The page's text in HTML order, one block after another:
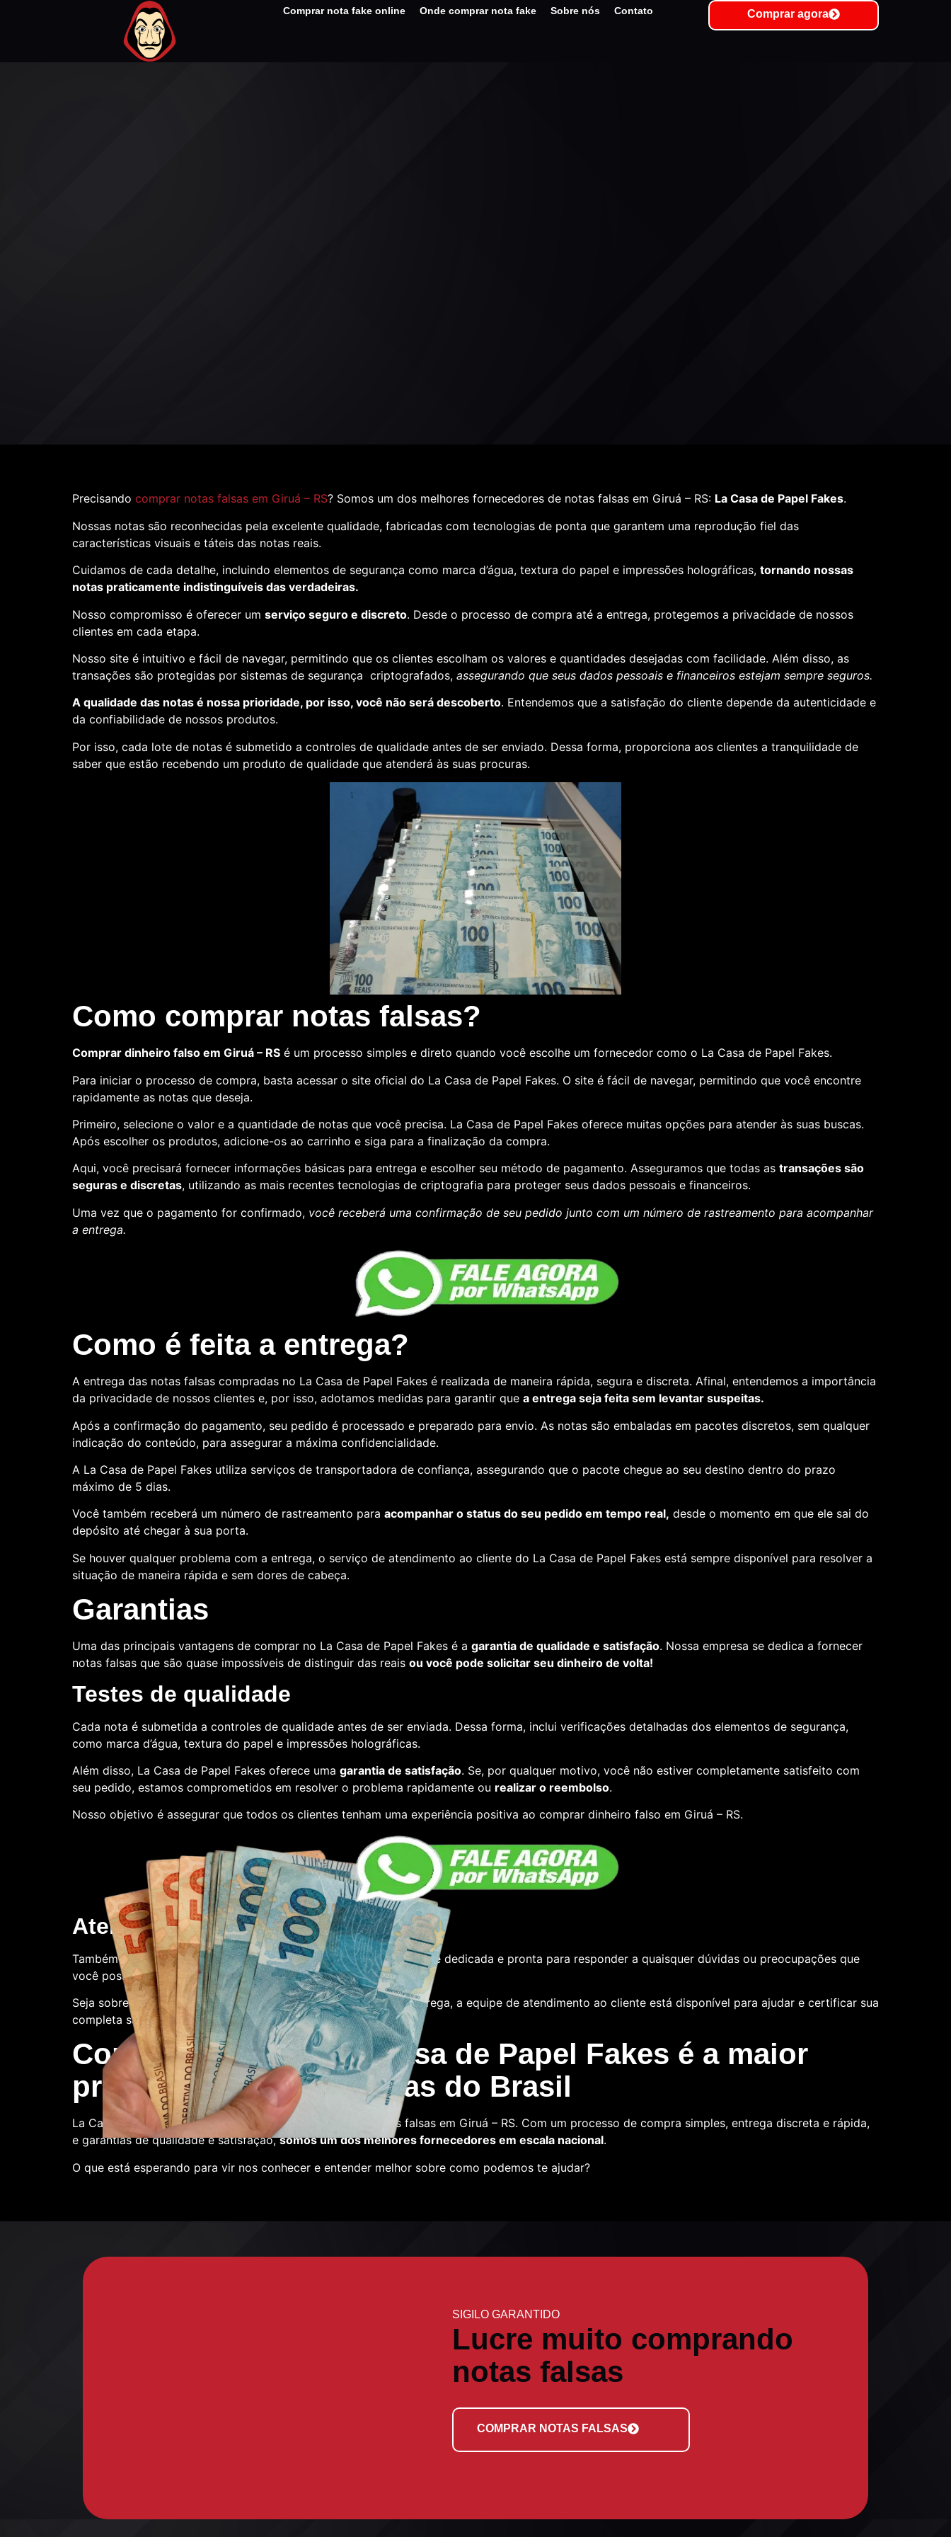
Comprar nota fake online Onde comprar nota fake Sobre nós Contato Comprar agora
Precisando comprar notas falsas em Giruá – RS? Somos um dos melhores fornecedores de notas falsas em Giruá – RS: La Casa de Papel Fakes.
Nossas notas são reconhecidas pela excelente qualidade, fabricadas com tecnologias de ponta que garantem uma reprodução fiel das
características visuais e táteis das notas reais.
Cuidamos de cada detalhe, incluindo elementos de segurança como marca d’água, textura do papel e impressões holográficas, tornando nossas
notas praticamente indistinguíveis das verdadeiras.
Nosso compromisso é oferecer um serviço seguro e discreto. Desde o processo de compra até a entrega, protegemos a privacidade de nossos
clientes em cada etapa.
Nosso site é intuitivo e fácil de navegar, permitindo que os clientes escolham os valores e quantidades desejadas com facilidade. Além disso, as
transações são protegidas por sistemas de segurança criptografados, assegurando que seus dados pessoais e financeiros estejam sempre seguros.
A qualidade das notas é nossa prioridade, por isso, você não será descoberto. Entendemos que a satisfação do cliente depende da autenticidade e
da confiabilidade de nossos produtos.
Por isso, cada lote de notas é submetido a controles de qualidade antes de ser enviado. Dessa forma, proporciona aos clientes a tranquilidade de
saber que estão recebendo um produto de qualidade que atenderá às suas procuras.
Como comprar notas falsas?
Comprar dinheiro falso em Giruá – RS é um processo simples e direto quando você escolhe um fornecedor como o La Casa de Papel Fakes.
Para iniciar o processo de compra, basta acessar o site oficial do La Casa de Papel Fakes. O site é fácil de navegar, permitindo que você encontre
rapidamente as notas que deseja.
Primeiro, selecione o valor e a quantidade de notas que você precisa. La Casa de Papel Fakes oferece muitas opções para atender às suas buscas.
Após escolher os produtos, adicione-os ao carrinho e siga para a finalização da compra.
Aqui, você precisará fornecer informações básicas para entrega e escolher seu método de pagamento. Asseguramos que todas as transações são
seguras e discretas, utilizando as mais recentes tecnologias de criptografia para proteger seus dados pessoais e financeiros.
Uma vez que o pagamento for confirmado, você receberá uma confirmação de seu pedido junto com um número de rastreamento para acompanhar
a entrega.
Como é feita a entrega?
A entrega das notas falsas compradas no La Casa de Papel Fakes é realizada de maneira rápida, segura e discreta. Afinal, entendemos a importância
da privacidade de nossos clientes e, por isso, adotamos medidas para garantir que a entrega seja feita sem levantar suspeitas.
Após a confirmação do pagamento, seu pedido é processado e preparado para envio. As notas são embaladas em pacotes discretos, sem qualquer
indicação do conteúdo, para assegurar a máxima confidencialidade.
A La Casa de Papel Fakes utiliza serviços de transportadora de confiança, assegurando que o pacote chegue ao seu destino dentro do prazo
máximo de 5 dias.
Você também receberá um número de rastreamento para acompanhar o status do seu pedido em tempo real, desde o momento em que ele sai do
depósito até chegar à sua porta.
Se houver qualquer problema com a entrega, o serviço de atendimento ao cliente do La Casa de Papel Fakes está sempre disponível para resolver a
situação de maneira rápida e sem dores de cabeça.
Garantias
Uma das principais vantagens de comprar no La Casa de Papel Fakes é a garantia de qualidade e satisfação. Nossa empresa se dedica a fornecer
notas falsas que são quase impossíveis de distinguir das reais ou você pode solicitar seu dinheiro de volta!
Testes de qualidade
Cada nota é submetida a controles de qualidade antes de ser enviada. Dessa forma, inclui verificações detalhadas dos elementos de segurança,
como marca d’água, textura do papel e impressões holográficas.
Além disso, La Casa de Papel Fakes oferece uma garantia de satisfação. Se, por qualquer motivo, você não estiver completamente satisfeito com
seu pedido, estamos comprometidos em resolver o problema rapidamente ou realizar o reembolso.
Nosso objetivo é assegurar que todos os clientes tenham uma experiência positiva ao comprar dinheiro falso em Giruá – RS.
Atendimento ao cliente
Também oferecemos suporte ao cliente. Contamos com uma equipe dedicada e pronta para responder a quaisquer dúvidas ou preocupações que
você possa ter.
Seja sobre o processo de compra, a qualidade das notas ou a entrega, a equipe de atendimento ao cliente está disponível para ajudar e certificar sua
completa satisfação.
Compre conosco: La Casa de Papel Fakes é a maior
produtora de notas falsas do Brasil
La Casa de Papel Fakes é o melhor lugar para comprar notas falsas em Giruá – RS. Com um processo de compra simples, entrega discreta e rápida,
e garantias de qualidade e satisfação,somos um dos melhores fornecedores em escala nacional.
O que está esperando para vir nos conhecer e entender melhor sobre como podemos te ajudar?
SIGILO GARANTIDO
Lucre muito comprando
notas falsas
COMPRAR NOTAS FALSAS